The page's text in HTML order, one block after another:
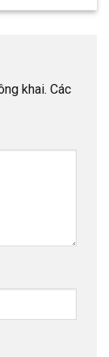
khai. Các